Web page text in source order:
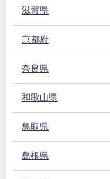
滋賀県
京都府
奈良県
和歌山県
鳥取県
島根県